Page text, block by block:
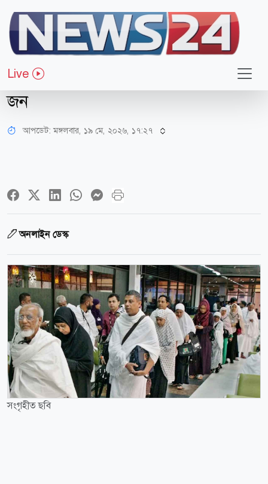
Live
ধর্ম-জীবন
হজ পালনে এ পর্যন্ত সৌদি পৌঁছেছেন
৬৫,৫৯২ বাংলাদেশি, মারা গেছেন ১৮
জন
আপডেট: মঙ্গলবার, ১৯ মে, ২০২৬, ১৭:২৭
অনলাইন ডেস্ক
সংগৃহীত ছবি